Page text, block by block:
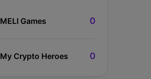
MELI Games 0
My Crypto Heroes 0